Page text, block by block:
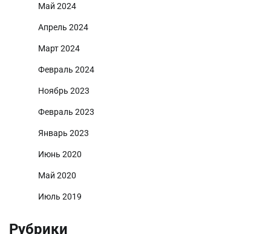
Май 2024
Апрель 2024
Март 2024
Февраль 2024
Ноябрь 2023
Февраль 2023
Январь 2023
Июнь 2020
Май 2020
Июль 2019
Рубрики